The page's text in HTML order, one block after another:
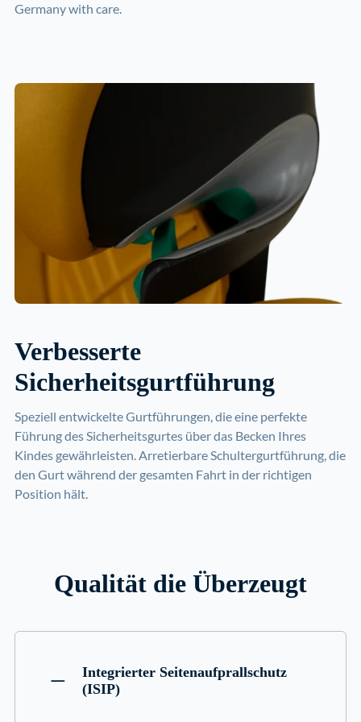
Germany with care.
Verbesserte
Sicherheitsgurtführung
Speziell entwickelte Gurtführungen, die eine perfekte
Führung des Sicherheitsgurtes über das Becken Ihres
Kindes gewährleisten. Arretierbare Schultergurtführung, die
den Gurt während der gesamten Fahrt in der richtigen
Position hält.
Qualität die Überzeugt
Integrierter Seitenaufprallschutz
(ISIP)